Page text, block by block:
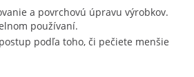
a povrchovú úpravu výrobkov.
používaní.
podľa toho, či pečiete menšie